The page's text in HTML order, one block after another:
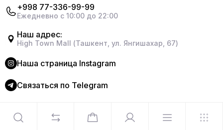
+998 77-336-99-99
Ежедневно с 10:00 до 22:00
Наш адрес:
High Town Mall (Ташкент, ул. Янгишахар, 67)
Наша страница Instagram
Cвязаться по Telegram
©2024 Официальный интернет магазин Delonghi. Все